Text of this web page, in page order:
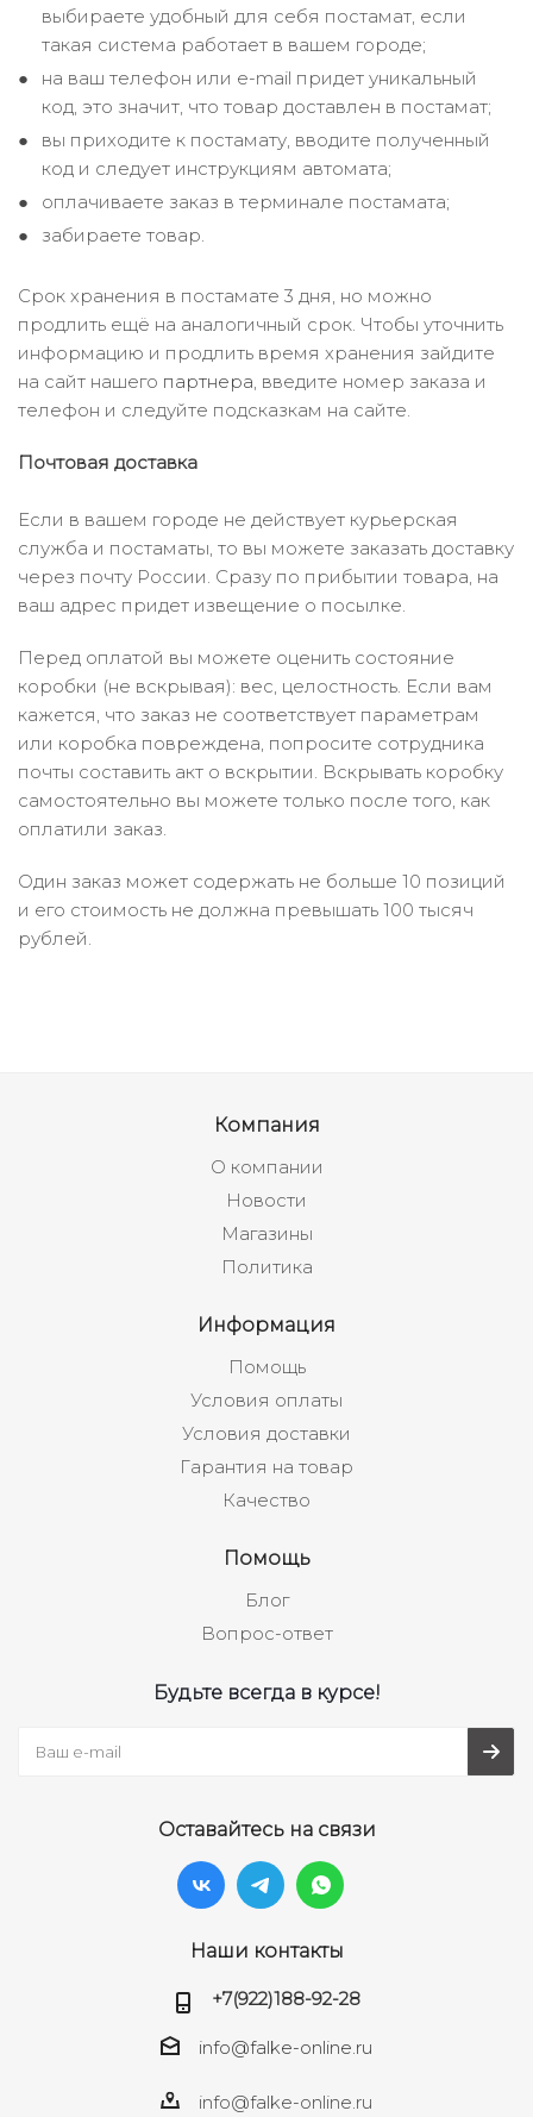
выбираете удобный для себя постамат, если
такая система работает в вашем городе;
на ваш телефон или e-mail придет уникальный
код, это значит, что товар доставлен в постамат;
вы приходите к постамату, вводите полученный
код и следует инструкциям автомата;
оплачиваете заказ в терминале постамата;
забираете товар.
Срок хранения в постамате 3 дня, но можно
продлить ещё на аналогичный срок. Чтобы уточнить
информацию и продлить время хранения зайдите
на сайт нашего партнера, введите номер заказа и
телефон и следуйте подсказкам на сайте.
Почтовая доставка
Если в вашем городе не действует курьерская
служба и постаматы, то вы можете заказать доставку
через почту России. Сразу по прибытии товара, на
ваш адрес придет извещение о посылке.
Перед оплатой вы можете оценить состояние
коробки (не вскрывая): вес, целостность. Если вам
кажется, что заказ не соответствует параметрам
или коробка повреждена, попросите сотрудника
почты составить акт о вскрытии. Вскрывать коробку
самостоятельно вы можете только после того, как
оплатили заказ.
Один заказ может содержать не больше 10 позиций
и его стоимость не должна превышать 100 тысяч
рублей.
Компания
О компании
Новости
Магазины
Политика
Информация
Помощь
Условия оплаты
Условия доставки
Гарантия на товар
Качество
Помощь
Блог
Вопрос-ответ
Будьте всегда в курсе!
Оставайтесь на связи
Наши контакты
+7(922)188-92-28
info@falke-online.ru
info@falke-online.ru